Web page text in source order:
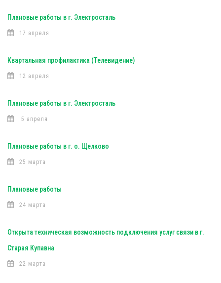
Плановые работы в г. Электросталь
17 апреля
Квартальная профилактика (Телевидение)
12 апреля
Плановые работы в г. Электросталь
5 апреля
Плановые работы в г. о. Щелково
25 марта
Плановые работы
24 марта
Открыта техническая возможность подключения услуг связи в г.
Старая Купавна
22 марта